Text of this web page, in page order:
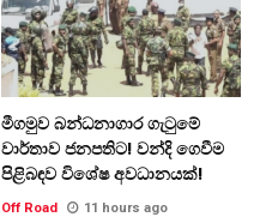
මීගමුව බන්ධනාගාර ගැටුමේ
වාර්තාව ජනපතිට! වන්දි ගෙවීම
පිළිබඳව විශේෂ අවධානයක්!
Off Road 11 hours ago